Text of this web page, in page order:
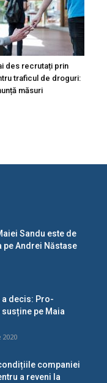
des recrutați prin
traficul de droguri:
măsuri
Sandu este de
pe Andrei Năstase
a decis: Pro-
pe Maia
companiei
a reveni la